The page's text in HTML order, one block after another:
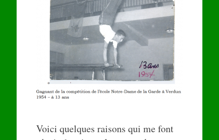
Voici quelques raisons qui me font